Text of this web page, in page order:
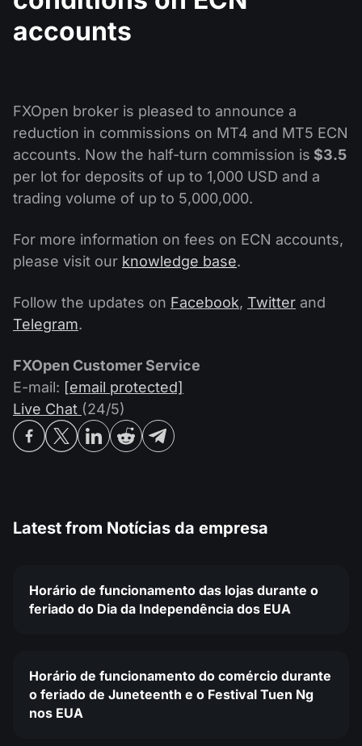
PAMM ECN
Concursos Forex
Ações
Calendário de dividendos
Fórum Forex
O que é negociação de CFDs?
O que é negociação ECN?
O que é um corretor Forex?
Por que nós?
accounts
FXOpen broker is pleased to announce a
reduction in commissions on MT4 and MT5 ECN
accounts. Now the half-turn commission is $3.5
per lot for deposits of up to 1,000 USD and a
trading volume of up to 5,000,000.
For more information on fees on ECN accounts,
please visit our knowledge base.
Follow the updates on Facebook, Twitter and
Telegram.
FXOpen Customer Service
E-mail: [email protected]
Live Chat (24/5)
Latest from Notícias da empresa
Horário de funcionamento das lojas durante o
feriado do Dia da Independência dos EUA
Horário de funcionamento do comércio durante
o feriado de Juneteenth e o Festival Tuen Ng
nos EUA